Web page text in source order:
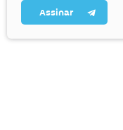
Assinar